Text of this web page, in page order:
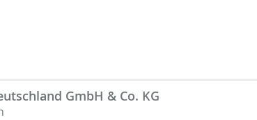
GmbH & Co. KG